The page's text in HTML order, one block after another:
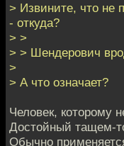
> Извините, что не
- откуда?
> >
> > Шендерович
>
> А что означает?
Человек, которому
Достойный тащем-
Обычно